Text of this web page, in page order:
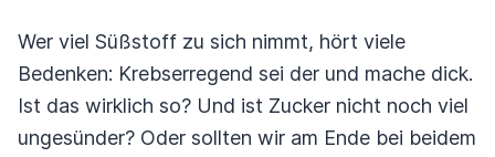
Wer viel Süßstoff zu sich nimmt, hört viele
Bedenken: Krebserregend sei der und mache dick.
Ist das wirklich so? Und ist Zucker nicht noch viel
ungesünder? Oder sollten wir am Ende bei beidem